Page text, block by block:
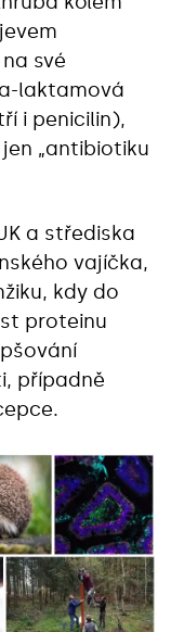
své
laktamová
i penicilin),
„antibiotiku
a střediska
vajíčka,
kdy do
proteinu
případně